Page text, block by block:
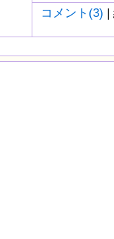
コメント(3) |